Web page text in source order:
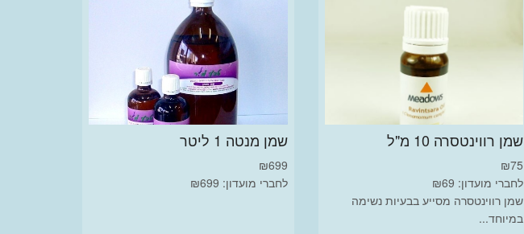
שמן רווינטסרה 10 מ"ל
₪75
לחברי מועדון: ₪69
שמן רווינטסרה מסייע בבעיות נשימה
במיוחד...
שמן מנטה 1 ליטר
₪699
לחברי מועדון: ₪699